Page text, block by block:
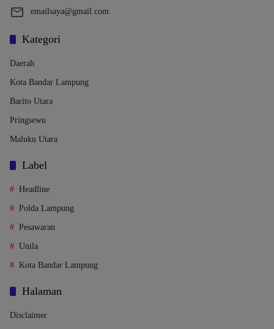
emailsaya@gmail.com
Kategori
Daerah
Kota Bandar Lampung
Barito Utara
Pringsewu
Maluku Utara
Label
Headline
Polda Lampung
Pesawaran
Unila
Kota Bandar Lampung
Halaman
Disclaimer